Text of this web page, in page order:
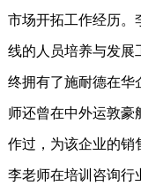
秀经理人培养
他产品
队建设
营外包
市场开拓工作经历。
线的人员培养与发
终拥有了施耐德在
师还曾在中外运敦
作过，为该企业的销
李老师在培训咨询行